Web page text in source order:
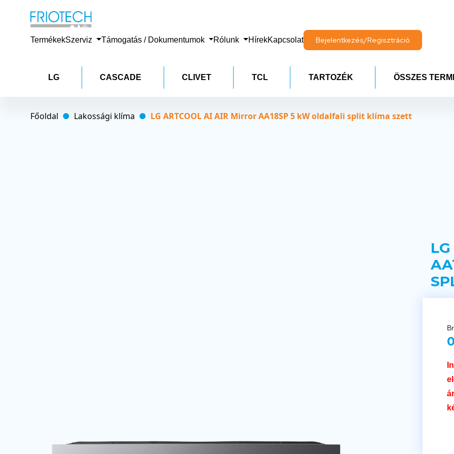
TermékekSzerviz Támogatás / Dokumentumok Rólunk HírekKapcsolat Bejelentkezés/Regisztráció
LG CASCADE CLIVET TCL TARTOZÉK ÖSSZES
Főoldal Lakossági klíma LG ARTCOOL AI AIR Mirror AA18SP 5 kW oldalfali split klíma szett